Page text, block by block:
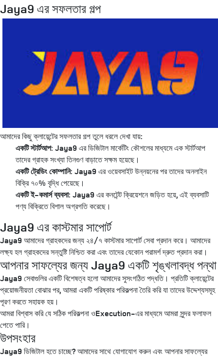
Jaya9 এর সফলতার গল্প
আমাদের কিছু ক্লায়েন্টের সফলতার গল্প তুলে ধরলে দেখা যায়:
একটি স্টার্টআপ: Jaya9 এর ডিজিটাল মার্কেটিং কৌশলের মাধ্যমে এক স্টার্টআপ
তাদের গ্রাহক সংখ্যা তিনগুণ বাড়াতে সক্ষম হয়েছে।
একটি ট্রেডিং কোম্পানি: Jaya9 এর ওয়েবসাইট উন্নয়নের পর তাদের অনলাইন
বিক্রি ৭০% বৃদ্ধি পেয়েছে।
একটি ই-কমার্স ব্যবসা: Jaya9 এর কনটেন্ট ক্রিয়েশনে জড়িত হয়ে, এই ব্যবসাটি
পণ্য বিক্রিতে বিশাল অগ্রগতি করেছে।
Jaya9 এর কাস্টমার সাপোর্ট
Jaya9 আমাদের গ্রাহকদের জন্য ২৪/৭ কাস্টমার সাপোর্ট সেবা প্রদান করে। আমাদের
লক্ষ্য হল গ্রাহকদের সন্তুষ্টি নিশ্চিত করা এবং তাদের যেকোন পরামর্শ দ্রুত প্রদান করা।
আপনার সাফল্যের জন্য Jaya9 একটি শৃঙ্খলাবদ্ধ পন্থা
Jaya9 সেবাগুলির একটি বিশেষত্ব হলো আমাদের সুসংগঠিত পদ্ধতি। প্রতিটি ক্লায়েন্টের
প্রয়োজনীয়তা বোঝার পর, আমরা একটি পরিষ্কার পরিকল্পনা তৈরি করি যা তাদের উদ্দেশ্যসমূহ
পূরণ করতে সহায়ক হয়।
আমরা বিশ্বাস করি যে সঠিক পরিকল্পনা ওExecution-এর মাধ্যমে আমরা সুন্দর ফলাফল
পেতে পারি।
উপসংহার
Jaya9 ডিজিটাল হতে চাচ্ছে? আমাদের সাথে যোগাযোগ করুন এবং আপনার সাফল্যের